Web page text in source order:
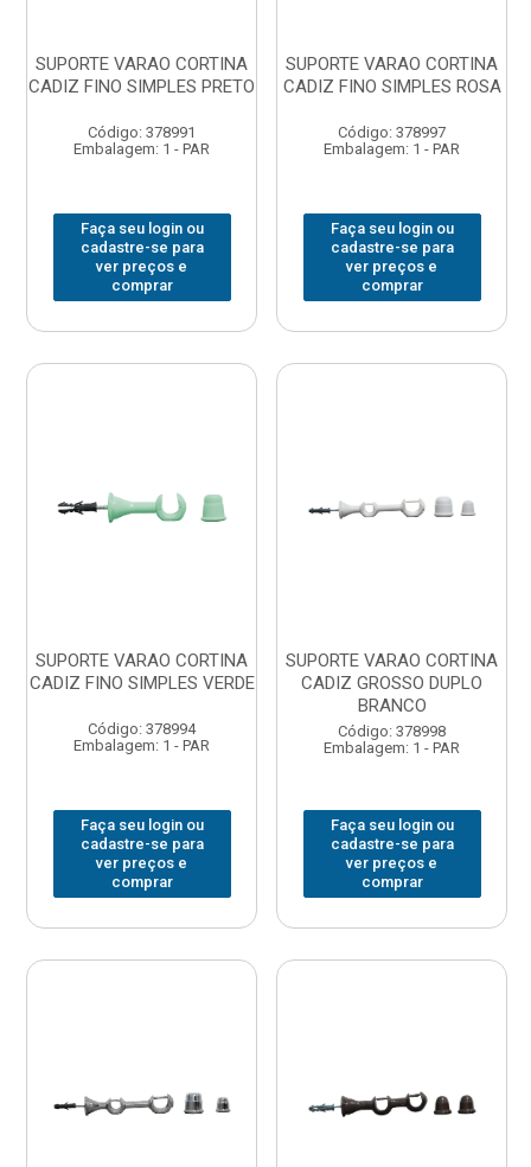
SUPORTE VARAO CORTINA
CADIZ FINO SIMPLES PRETO
Código: 378991
Embalagem: 1 - PAR
Faça seu login ou
cadastre-se para
ver preços e
comprar
SUPORTE VARAO CORTINA
CADIZ FINO SIMPLES ROSA
Código: 378997
Embalagem: 1 - PAR
Faça seu login ou
cadastre-se para
ver preços e
comprar
SUPORTE VARAO CORTINA
CADIZ FINO SIMPLES VERDE
Código: 378994
Embalagem: 1 - PAR
Faça seu login ou
cadastre-se para
ver preços e
comprar
SUPORTE VARAO CORTINA
CADIZ GROSSO DUPLO
BRANCO
Código: 378998
Embalagem: 1 - PAR
Faça seu login ou
cadastre-se para
ver preços e
comprar